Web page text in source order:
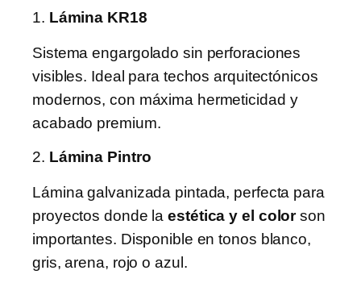
1. Lámina KR18
Sistema engargolado sin perforaciones
visibles. Ideal para techos arquitectónicos
modernos, con máxima hermeticidad y
acabado premium.
2. Lámina Pintro
Lámina galvanizada pintada, perfecta para
proyectos donde laestética y el colorson
importantes. Disponible en tonos blanco,
gris, arena, rojo o azul.